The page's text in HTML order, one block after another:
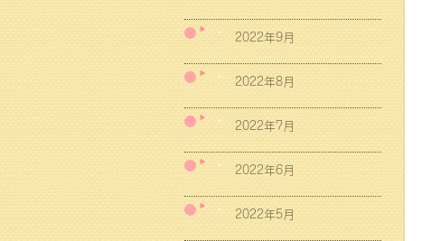
2022年9月
2022年8月
2022年7月
2022年6月
2022年5月